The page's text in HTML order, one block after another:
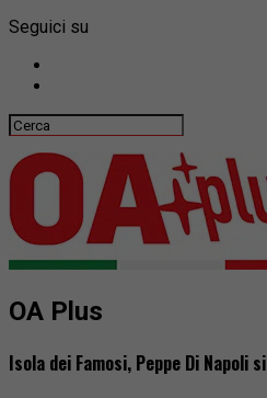
Seguici su
OA Plus
Isola dei Famosi, Peppe Di Napoli